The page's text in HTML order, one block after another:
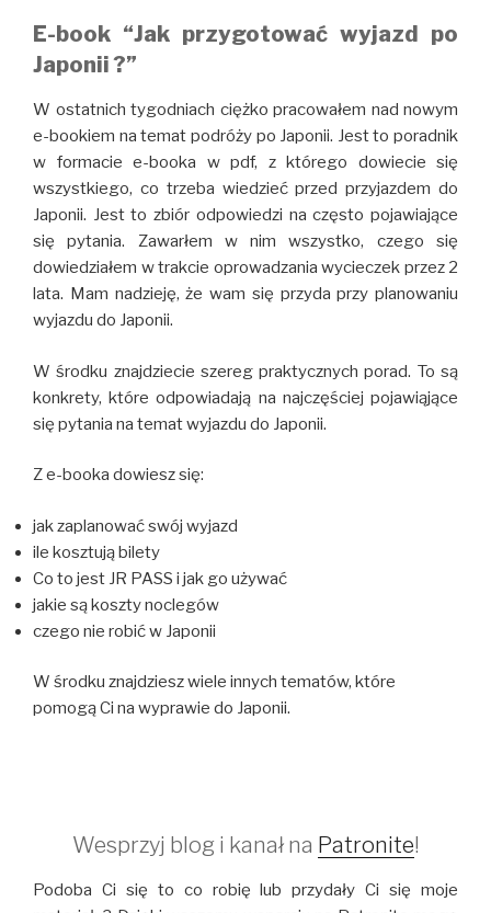
E-book “Jak przygotować wyjazd po
Japonii ?”
W ostatnich tygodniach ciężko pracowałem nad nowym
e-bookiem na temat podróży po Japonii. Jest to poradnik
w formacie e-booka w pdf, z którego dowiecie się
wszystkiego, co trzeba wiedzieć przed przyjazdem do
Japonii. Jest to zbiór odpowiedzi na często pojawiające
się pytania. Zawarłem w nim wszystko, czego się
dowiedziałem w trakcie oprowadzania wycieczek przez 2
lata. Mam nadzieję, że wam się przyda przy planowaniu
wyjazdu do Japonii.
W środku znajdziecie szereg praktycznych porad. To są
konkrety, które odpowiadają na najczęściej pojawiąjące
się pytania na temat wyjazdu do Japonii.
Z e-booka dowiesz się:
jak zaplanować swój wyjazd
ile kosztują bilety
Co to jest JR PASS i jak go używać
jakie są koszty noclegów
czego nie robić w Japonii
W środku znajdziesz wiele innych tematów, które
pomogą Ci na wyprawie do Japonii.
Wesprzyj blog i kanał na Patronite!
Podoba Ci się to co robię lub przydały Ci się moje